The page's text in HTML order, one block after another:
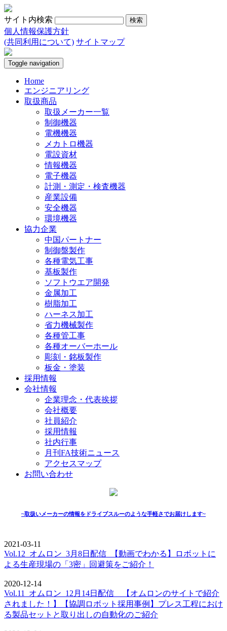
サイト内検索
個人情報保護方針
(共同利用について) サイトマップ
Toggle navigation
Home
エンジニアリング
取扱商品
取扱メーカー一覧
制御機器
電機機器
メカトロ機器
電設資材
情報機器
電子機器
計測・測定・検査機器
産業設備
安全機器
環境機器
協力企業
中国パートナー
制御盤製作
各種電気工事
基板製作
ソフトウエア開発
金属加工
樹脂加工
ハーネス加工
省力機械製作
各種管工事
各種オーバーホール
彫刻・銘板製作
板金・塗装
採用情報
会社情報
企業理念・代表挨拶
会社概要
社員紹介
採用情報
社内行事
月刊FA技術ニュース
アクセスマップ
お問い合わせ
~取扱いメーカーの情報をドライブスルーのような手軽さでお届けします~
2021-03-11
Vol.12_オムロン_3月8日配信_【動画でわかる】ロボットに
よる生産現場の「3密」回避策をご紹介！
2020-12-14
Vol.11_オムロン_12月14日配信__【オムロンのサイトで紹介
されました！】【協調ロボット採用事例】プレス工程におけ
る製品セットと取り出しの自動化のご紹介